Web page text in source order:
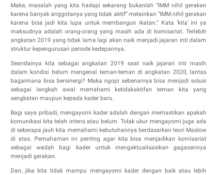
Maka, masalah yang kita hadapi sekarang bukanlah “IMM nihil gerakan
karena banyak anggotanya yang tidak aktif” melainkan “IMM nihil gerakan
karena bisa jadi kita lupa untuk membangun ikatan.” Kata ‘kita’ ini ya
maksudnya adalah orang-orang yang masih ada di komisariat. Terlebih
angkatan 2019 yang tidak lama lagi akan naik menjadi jajaran inti dalam
struktur kepengurusan periode kedepannya.
Seandainya kita sebagai angkatan 2019 saat naik jajaran inti masih
dalam kondisi belum mengenal teman-teman di angkatan 2020, lantas
bagaimana bisa bersinergi? Maka ngopi sebenarnya bisa menjadi solusi
sebagai langkah awal memahami ketidakaktifan teman kita yang
sengkatan maupun kepada kader baru.
Bagi saya pribadi, mengayomi kader adalah dengan memastikan apakah
komunikasi kita telah intens atau belum. Tolak ukur mengayomi juga ada
di seberapa jauh kita memahami kebutuhannya berdasarkan teori Maslow
di atas. Pemahaman ini penting agar kita bisa menjadikan komisariat
sebagai wadah bagi kader untuk mengaktualisasikan gagasannya
menjadi gerakan.
Dan, jika kita tidak mampu mengayomi kader dengan baik atau lebih